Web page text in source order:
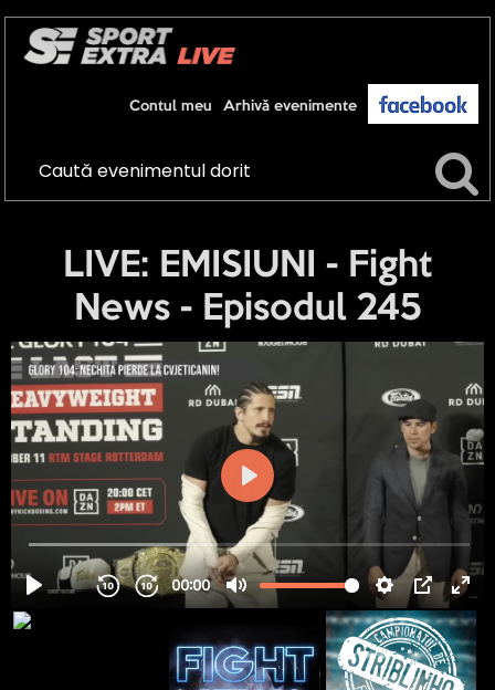
Arhivă evenimente
Contul meu
LIVE: EMISIUNI - Fight
News - Episodul 245